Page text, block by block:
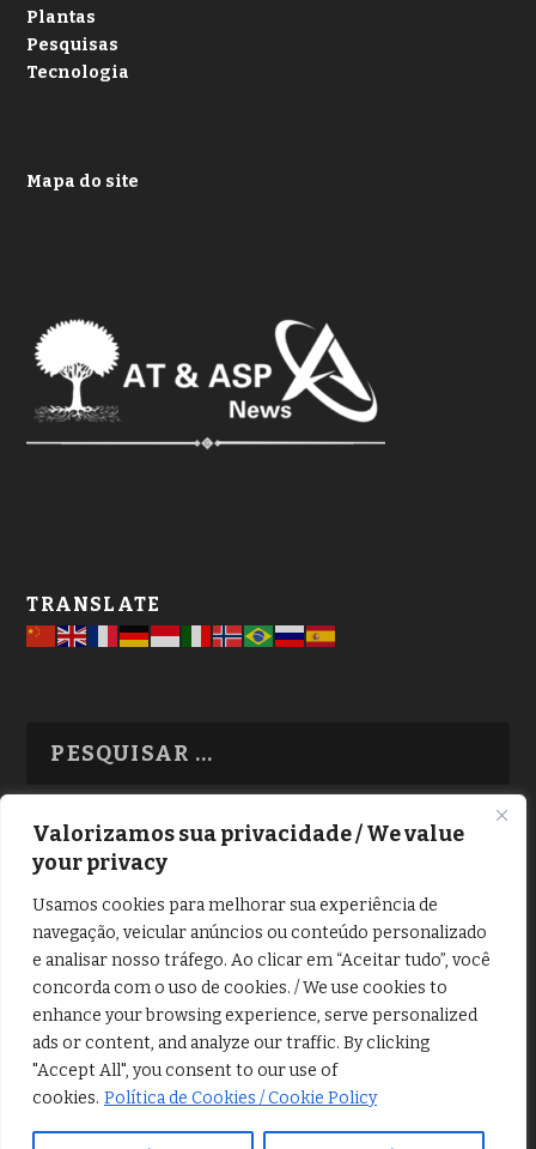
Valorizamos sua privacidade / We value
your privacy
Usamos cookies para melhorar sua experiência de
navegação, veicular anúncios ou conteúdo personalizado
e analisar nosso tráfego. Ao clicar em “Aceitar tudo”, você
concorda com o uso de cookies. / We use cookies to
enhance your browsing experience, serve personalized
ads or content, and analyze our traffic. By clicking
"Accept All", you consent to our use of
cookies. Política de Cookies / Cookie Policy
Plantas
Pesquisas
Tecnologia
Mapa do site
TRANSLATE
TODAS OS ASSUNTOS
Copyright © Alô Tatuapé 2013 / 2026
Desenvolvido por ALOSP MKT DIGITAL